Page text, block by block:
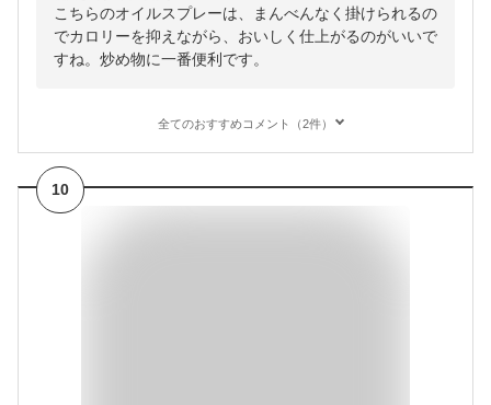
こちらのオイルスプレーは、まんべんなく掛けられるの
でカロリーを抑えながら、おいしく仕上がるのがいいで
すね。炒め物に一番便利です。
全てのおすすめコメント（2件）
10